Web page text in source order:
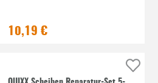
10,19 €